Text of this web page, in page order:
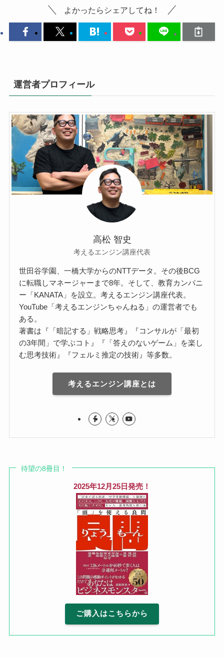
よかったらシェアしてね！
運営者プロフィール
高松 智史
考えるエンジン講座代表
世田谷学園、一橋大学からのNTTデータ。その後BCG
に転職しマネージャーまで8年。そして、教育カンパニ
ー「KANATA」を設立。考えるエンジン講座代表。
YouTube「考えるエンジンちゃんねる」の運営者でも
ある。
著書は『「暗記する」戦略思考』『コンサルが「最初
の3年間」で学ぶコト』『「答えのないゲーム」を楽し
む思考技術』『フェルミ推定の技術』等多数。
考えるエンジン講座とは
待望の8冊目！
2025年12月25日発売！
ご購入はこちらから